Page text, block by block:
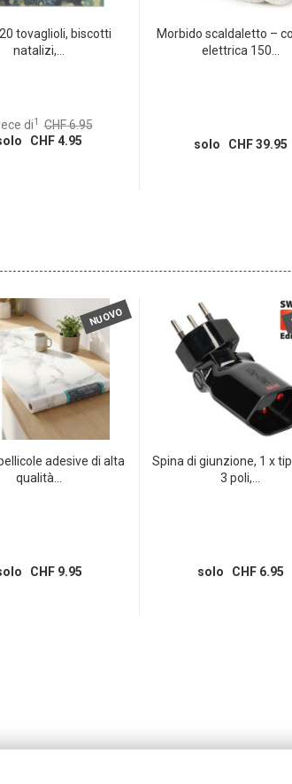
tovaglioli, biscotti
natalizi,...
di1 CHF 6.95
CHF 4.95
Morbido scaldaletto –
elettrica 150...
solo CHF 39.95
NUOVO
adesive di alta
qualità...
CHF 9.95
Spina di giunzione, 1 x
3 poli,...
solo CHF 6.95